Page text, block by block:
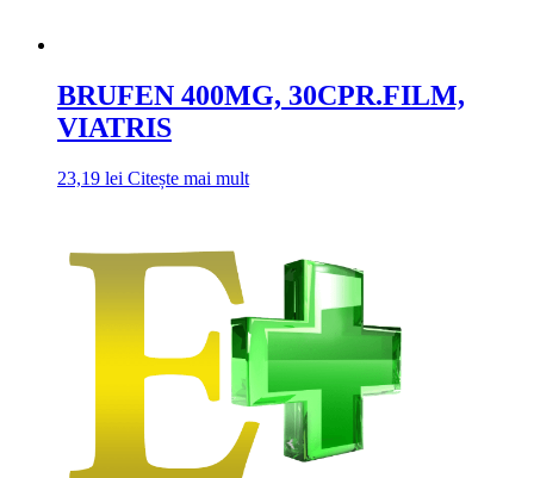
BRUFEN 400MG, 30CPR.FILM,
VIATRIS
23,19 lei Citește mai mult